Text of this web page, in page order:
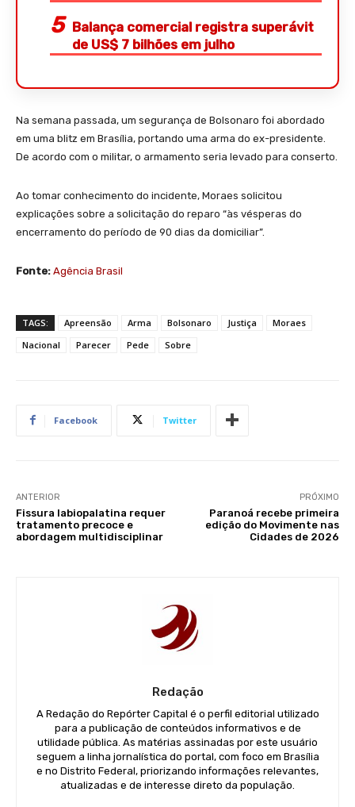
Balança comercial registra superávit
de US$ 7 bilhões em julho
Na semana passada, um segurança de Bolsonaro foi abordado
em uma blitz em Brasília, portando uma arma do ex-presidente.
De acordo com o militar, o armamento seria levado para conserto.
Ao tomar conhecimento do incidente, Moraes solicitou
explicações sobre a solicitação do reparo “às vésperas do
encerramento do período de 90 dias da domiciliar”.
Fonte: Agência Brasil
TAGS: Apreensão Arma Bolsonaro Justiça
Moraes
Nacional
Parecer Pede Sobre
Facebook Twitter
ANTERIOR
Fissura labiopalatina requer
tratamento precoce e
abordagem multidisciplinar
PRÓXIMO
Paranoá recebe primeira
edição do Movimente nas
Cidades de 2026
Redação
A Redação do Repórter Capital é o perfil editorial utilizado
para a publicação de conteúdos informativos e de
utilidade pública. As matérias assinadas por este usuário
seguem a linha jornalística do portal, com foco em Brasília
e no Distrito Federal, priorizando informações relevantes,
atualizadas e de interesse direto da população.